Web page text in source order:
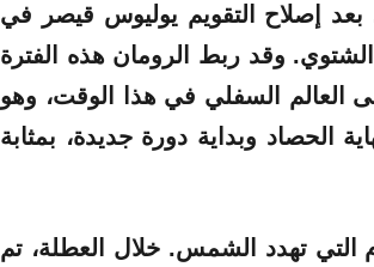
بعد إصلاح التقويم يوليوس قيصر في
الشتوي. وقد ربط الرومان هذه الفترة
العالم السفلي في هذا الوقت، وهو
الحصاد وبداية دورة جديدة، بمثابة
التي تهدد الشمس. خلال العطلة، تم